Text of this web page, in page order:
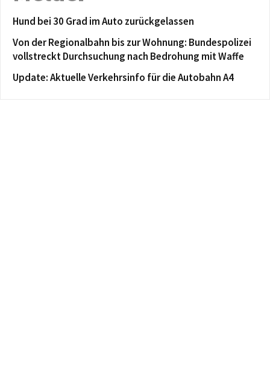
Hund bei 30 Grad im Auto zurückgelassen
Von der Regionalbahn bis zur Wohnung: Bundespolizei
vollstreckt Durchsuchung nach Bedrohung mit Waffe
Update: Aktuelle Verkehrsinfo für die Autobahn A4